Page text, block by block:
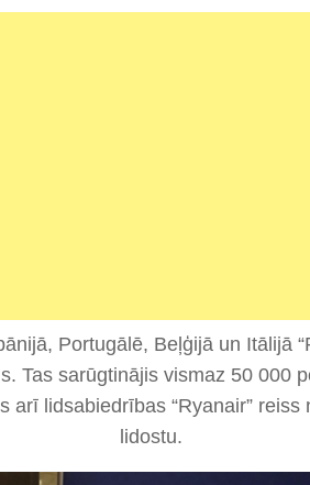
Portugālē, Beļģijā un Itālijā
Tas sarūgtinājis vismaz 50 000
arī lidsabiedrības “Ryanair”
lidostu.